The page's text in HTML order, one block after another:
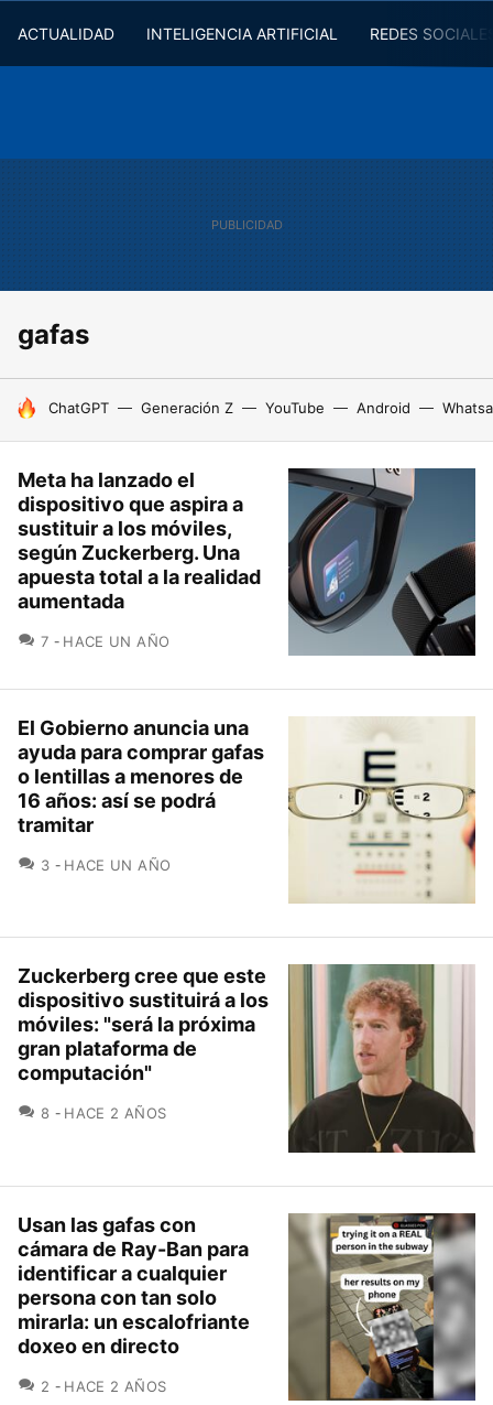
ACTUALIDAD INTELIGENCIA ARTIFICIAL REDES
gafas
HOY SE HABLA DE
ChatGPT Generación Z YouTube Android
Meta ha lanzado el
dispositivo que aspira a
sustituir a los móviles,
según Zuckerberg. Una
apuesta total a la realidad
aumentada
7 COMENTARIOS
HACE UN AÑO
El Gobierno anuncia una
ayuda para comprar gafas
o lentillas a menores de
16 años: así se podrá
tramitar
3 COMENTARIOS
HACE UN AÑO
Zuckerberg cree que este
dispositivo sustituirá a los
móviles: "será la próxima
gran plataforma de
computación"
8 COMENTARIOS
HACE 2 AÑOS
Usan las gafas con
cámara de Ray-Ban para
identificar a cualquier
persona con tan solo
mirarla: un escalofriante
doxeo en directo
2 COMENTARIOS
HACE 2 AÑOS